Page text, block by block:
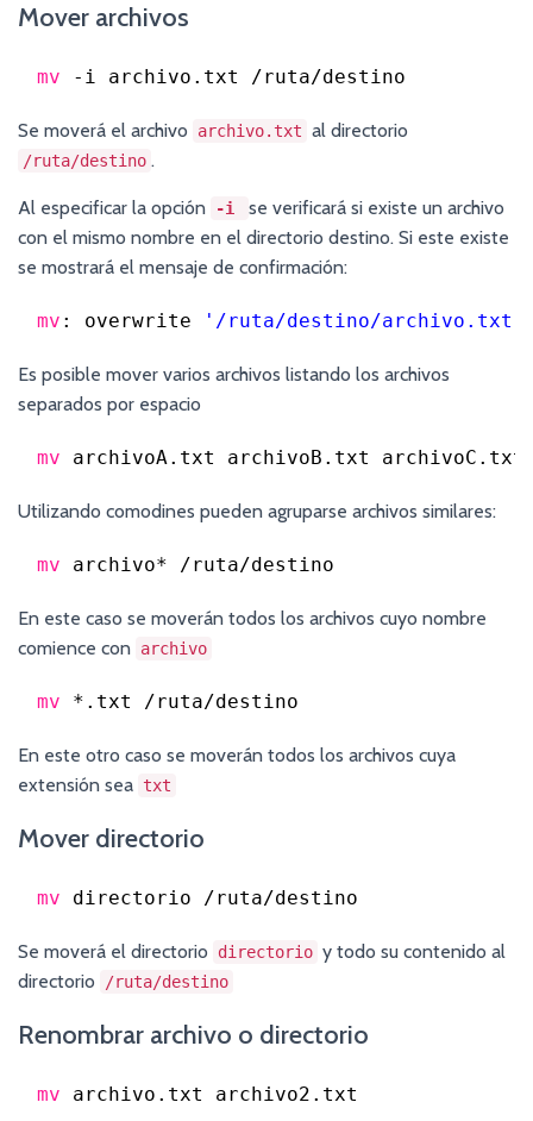
Mover archivos
mv -i archivo.txt /ruta/destino
Se moverá el archivo archivo.txt al directorio
/ruta/destino .
Al especificar la opción -i
se verificará si existe un archivo
con el mismo nombre en el directorio destino. Si este existe
se mostrará el mensaje de confirmación:
mv : overwrite '/ruta/destino/archivo.txt'
Es posible mover varios archivos listando los archivos
separados por espacio
mv archivoA.txt archivoB.txt
Utilizando comodines pueden agruparse archivos similares:
mv archivo* /ruta/destino
En este caso se moverán todos los archivos cuyo nombre
comience con archivo
mv *.txt /ruta/destino
En este otro caso se moverán todos los archivos cuya
extensión sea txt
Mover directorio
mv directorio /ruta/destino
Se moverá el directorio directorio y todo su contenido al
directorio
/ruta/destino
Renombrar archivo o directorio
mv archivo.txt archivo2.txt